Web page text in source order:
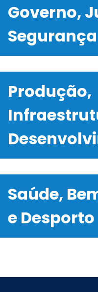
Governo,
Segurança
Produção,
Saúde,
e Desporto